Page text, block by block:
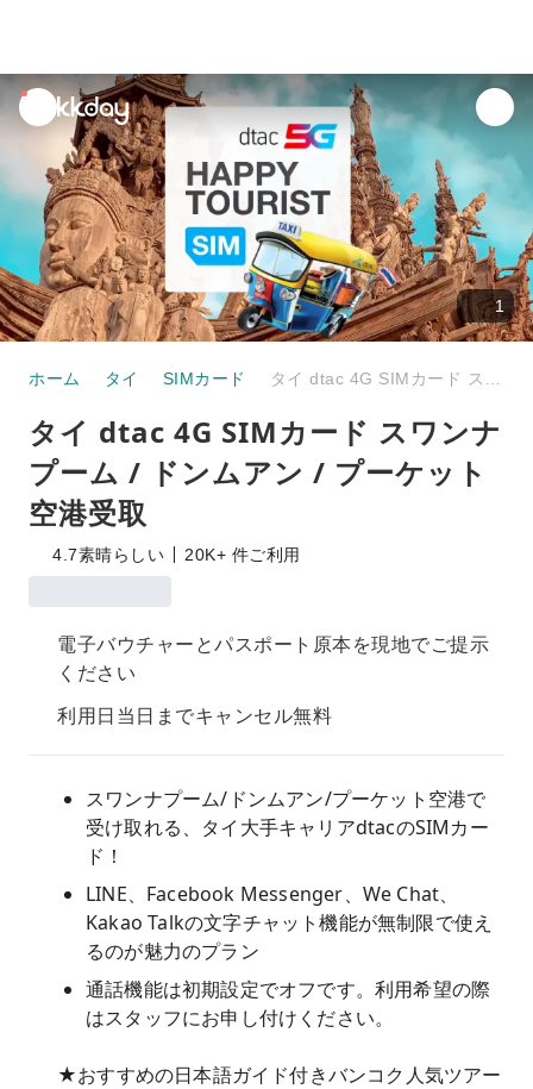
unread
notifications
1
ホーム タイ SIMカード
タイ dtac 4G SIMカード スワンナ
プーム / ドンムアン / プーケット
空港受取
4.7素晴らしい 20K+ 件ご利用
電子バウチャーとパスポート原本を現地でご提示
ください
利用日当日までキャンセル無料
スワンナプーム/ドンムアン/プーケット空港で
受け取れる、タイ大手キャリアdtacのSIMカー
ド！
LINE、Facebook Messenger、We Chat、
Kakao Talkの文字チャット機能が無制限で使え
るのが魅力のプラン
通話機能は初期設定でオフです。利用希望の際
はスタッフにお申し付けください。
★おすすめの日本語ガイド付きバンコク人気ツアー